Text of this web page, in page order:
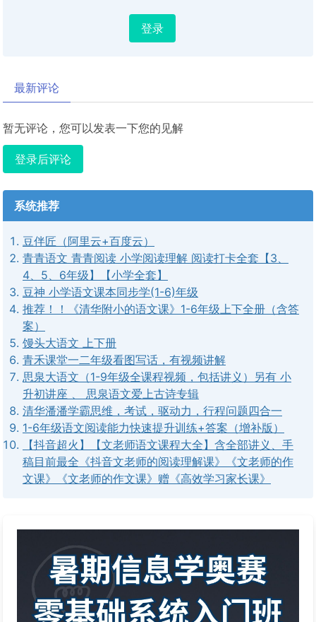
登录
最新评论
暂无评论，您可以发表一下您的见解
登录后评论
系统推荐
豆伴匠（阿里云+百度云）
青青语文 青青阅读 小学阅读理解 阅读打卡全套【3、
4、5、6年级】【小学全套】
豆神 小学语文课本同步学(1-6)年级
推荐！！《清华附小的语文课》1-6年级上下全册（含答
案）
馒头大语文 上下册
青禾课堂一二年级看图写话，有视频讲解
思泉大语文（1-9年级全课程视频，包括讲义）另有 小
升初讲座 、 思泉语文爱上古诗专辑
清华潘潘学霸思维，考试，驱动力，行程问题四合一
1-6年级语文阅读能力快速提升训练+答案（增补版）
【抖音超火】【文老师语文课程大全】含全部讲义、手
稿目前最全《抖音文老师的阅读理解课》《文老师的作
文课》《文老师的作文课》赠《高效学习家长课》